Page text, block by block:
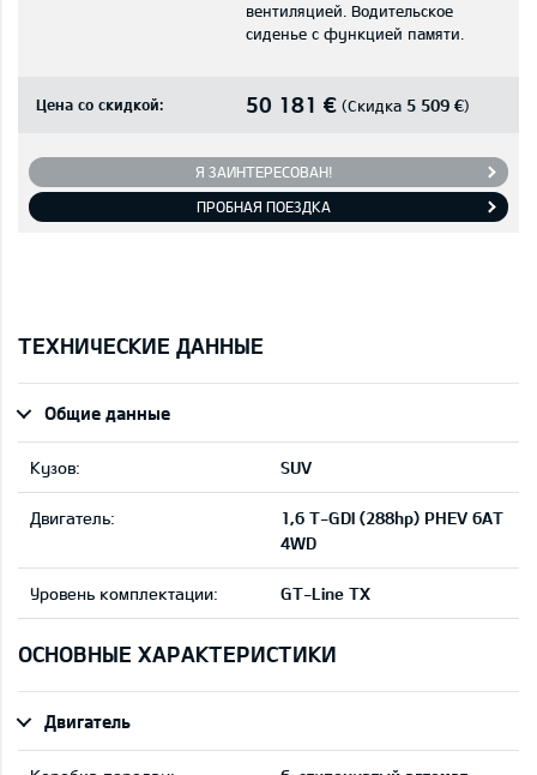
вентиляцией. Водительское
сиденье с функцией памяти.
Цена со скидкой: 50 181 € (Скидка 5 509 €)
Я ЗАИНТЕРЕСОВАН!
ПРОБНАЯ ПОЕЗДКА
ТЕХНИЧЕСКИЕ ДАННЫЕ
Общие данные
Кузов: SUV
Двигатель:
1,6 T-GDI (288hp) PHEV 6AT
4WD
Уровень комплектации: GT-Line TX
ОСНОВНЫЕ ХАРАКТЕРИСТИКИ
Двигатель